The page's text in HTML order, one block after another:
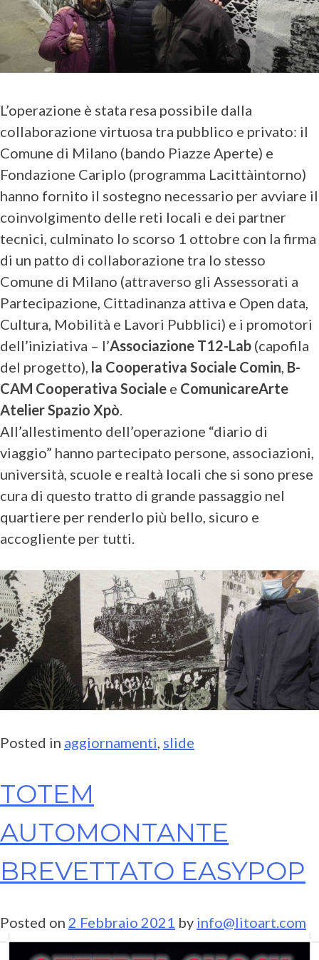
L’operazione è stata resa possibile dalla
collaborazione virtuosa tra pubblico e privato: il
Comune di Milano (bando Piazze Aperte) e
Fondazione Cariplo (programma Lacittàintorno)
hanno fornito il sostegno necessario per avviare il
coinvolgimento delle reti locali e dei partner
tecnici, culminato lo scorso 1 ottobre con la firma
di un patto di collaborazione tra lo stesso
Comune di Milano (attraverso gli Assessorati a
Partecipazione, Cittadinanza attiva e Open data,
Cultura, Mobilità e Lavori Pubblici) e i promotori
dell’iniziativa – l’Associazione T12-Lab (capofila
del progetto), la Cooperativa Sociale Comin, B-
CAM Cooperativa Sociale e ComunicareArte
Atelier Spazio Xpò.
All’allestimento dell’operazione “diario di
viaggio” hanno partecipato persone, associazioni,
università, scuole e realtà locali che si sono prese
cura di questo tratto di grande passaggio nel
quartiere per renderlo più bello, sicuro e
accogliente per tutti.
Posted in aggiornamenti, slide
TOTEM
AUTOMONTANTE
BREVETTATO EASYPOP
Posted on 2 Febbraio 2021 by info@litoart.com